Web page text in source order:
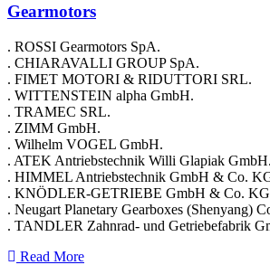
Gearmotors
. ROSSI Gearmotors SpA.
. CHIARAVALLI GROUP SpA.
. FIMET MOTORI & RIDUTTORI SRL.
. WITTENSTEIN alpha GmbH.
. TRAMEC SRL.
. ZIMM GmbH.
. Wilhelm VOGEL GmbH.
. ATEK Antriebstechnik Willi Glapiak GmbH.
. HIMMEL Antriebstechnik GmbH & Co.
. KNÖDLER-GETRIEBE GmbH & Co.
. Neugart Planetary Gearboxes (Shenyang)
. TANDLER Zahnrad- und Getriebefabrik
Read More